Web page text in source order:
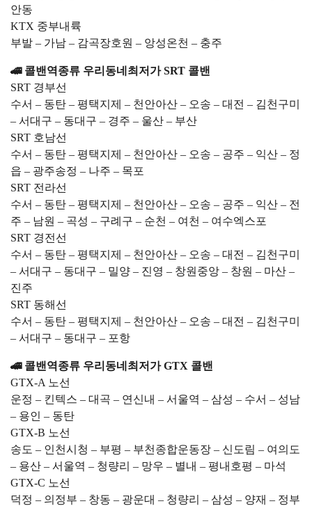
안동
KTX 중부내륙
부발 – 가남 – 감곡장호원 – 앙성온천 – 충주
🚄 콜밴역종류 우리동네최저가 SRT 콜밴
SRT 경부선
수서 – 동탄 – 평택지제 – 천안아산 – 오송 – 대전 – 김천구미
– 서대구 – 동대구 – 경주 – 울산 – 부산
SRT 호남선
수서 – 동탄 – 평택지제 – 천안아산 – 오송 – 공주 – 익산 – 정
읍 – 광주송정 – 나주 – 목포
SRT 전라선
수서 – 동탄 – 평택지제 – 천안아산 – 오송 – 공주 – 익산 – 전
주 – 남원 – 곡성 – 구례구 – 순천 – 여천 – 여수엑스포
SRT 경전선
수서 – 동탄 – 평택지제 – 천안아산 – 오송 – 대전 – 김천구미
– 서대구 – 동대구 – 밀양 – 진영 – 창원중앙 – 창원 – 마산 –
진주
SRT 동해선
수서 – 동탄 – 평택지제 – 천안아산 – 오송 – 대전 – 김천구미
– 서대구 – 동대구 – 포항
🚄 콜밴역종류 우리동네최저가 GTX 콜밴
GTX-A 노선
운정 – 킨텍스 – 대곡 – 연신내 – 서울역 – 삼성 – 수서 – 성남
– 용인 – 동탄
GTX-B 노선
송도 – 인천시청 – 부평 – 부천종합운동장 – 신도림 – 여의도
– 용산 – 서울역 – 청량리 – 망우 – 별내 – 평내호평 – 마석
GTX-C 노선
덕정 – 의정부 – 창동 – 광운대 – 청량리 – 삼성 – 양재 – 정부